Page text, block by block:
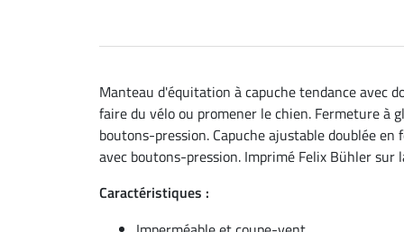
Manteau d'équitation à capuche tendance avec
faire du vélo ou promener le chien. Fermeture à
boutons-pression. Capuche ajustable doublée
avec boutons-pression. Imprimé Felix Bühler
Caractéristiques :